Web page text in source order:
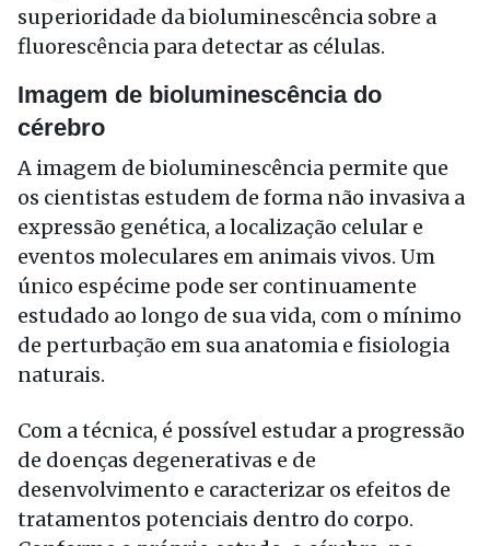
superioridade da bioluminescência sobre a
fluorescência para detectar as células.
Imagem de bioluminescência do
cérebro
A imagem de bioluminescência permite que
os cientistas estudem de forma não invasiva a
expressão genética, a localização celular e
eventos moleculares em animais vivos. Um
único espécime pode ser continuamente
estudado ao longo de sua vida, com o mínimo
de perturbação em sua anatomia e fisiologia
naturais.
Com a técnica, é possível estudar a progressão
de doenças degenerativas e de
desenvolvimento e caracterizar os efeitos de
tratamentos potenciais dentro do corpo.